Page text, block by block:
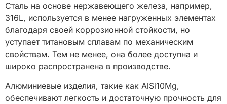
Сталь на основе нержавеющего железа, например,
316L, используется в менее нагруженных элементах
благодаря своей коррозионной стойкости, но
уступает титановым сплавам по механическим
свойствам. Тем не менее, она более доступна и
широко распространена в производстве.
Алюминиевые изделия, такие как AlSi10Mg,
обеспечивают легкость и достаточную прочность для